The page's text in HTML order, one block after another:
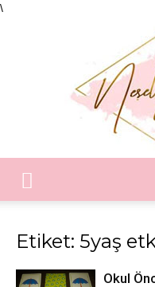
\
Etiket: 5yaş
Okul